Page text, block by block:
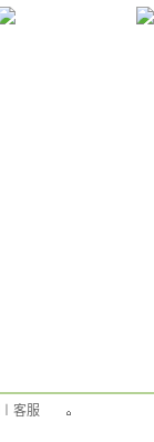
客服